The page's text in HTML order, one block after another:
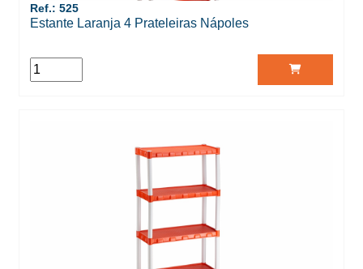
Ref.: 525
Estante Laranja 4 Prateleiras Nápoles